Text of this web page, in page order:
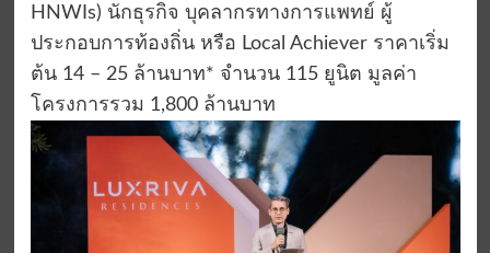
HNWIs) นักธุรกิจ บุคลากรทางการแพทย์ ผู้
ประกอบการท้องถิ่น หรือ Local Achiever ราคาเริ่ม
ต้น 14 – 25 ล้านบาท* จำนวน 115 ยูนิต มูลค่า
โครงการรวม 1,800 ล้านบาท